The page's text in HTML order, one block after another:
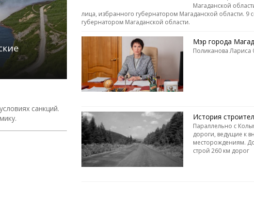
санкций.
Магаданской
лица, избранного губернатором Магаданской области. 9
губернатором Магаданской области.
Мэр города
Поликанова Лариса
История
Параллельно с
дороги, ведущие к
месторождениям.
строй 260 км дорог